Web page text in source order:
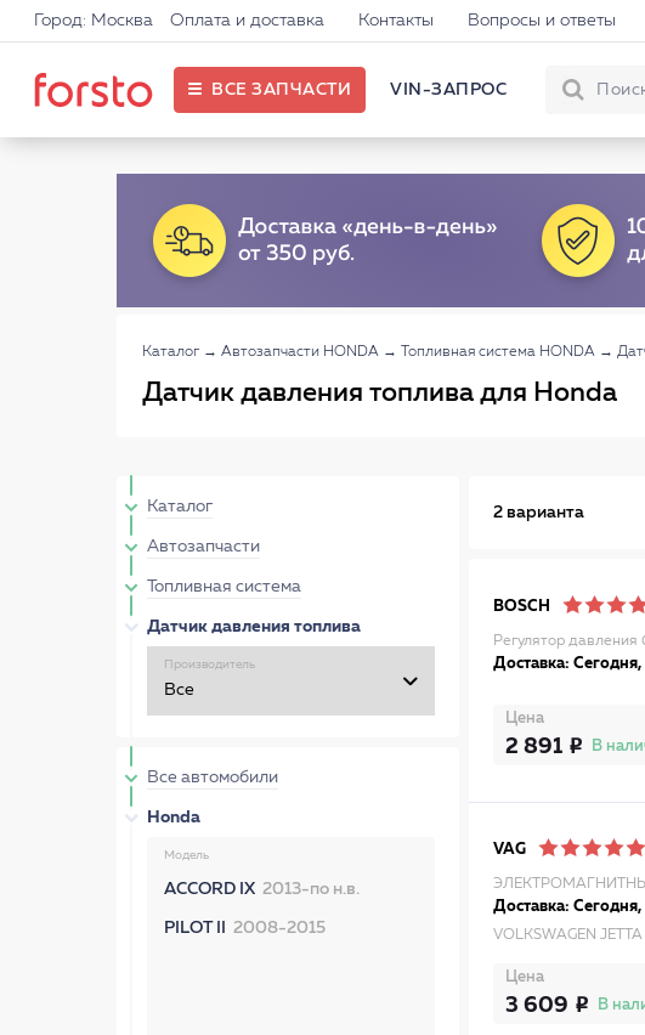
Город: Москва Оплата и доставка Контакты Вопросы и ответы
ВСЕ ЗАПЧАСТИ VIN-ЗАПРОС
Каталог → Автозапчасти HONDA → Топливная система HONDA →
Датчик давления топлива для Honda
Каталог
Автозапчасти
Топливная система
Датчик давления топлива
Производитель
Все автомобили
Honda
Модель
ACCORD IX 2013-по н.в.
PILOT II 2008-2015
2 варианта
BOSCH
Регулятор давления
Доставка: Сегодня,
Цена
2 891 В
VAG
Доставка: Сегодня,
VOLKSWAGEN
Цена
3 609 В